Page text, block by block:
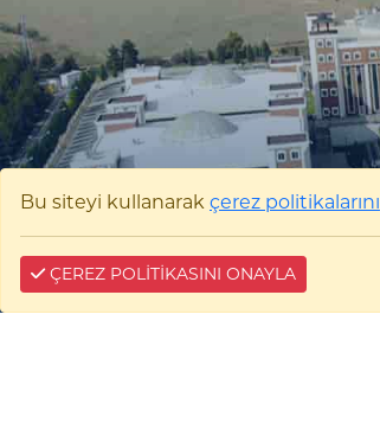
Bu siteyi kullanarak çerez politikalarını
ÇEREZ POLİTİKASINI ONAYLA